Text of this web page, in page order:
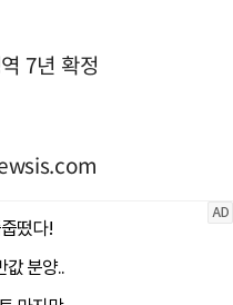
7년 확정